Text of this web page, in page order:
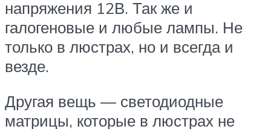
напряжения 12В. Так же и
галогеновые и любые лампы. Не
только в люстрах, но и всегда и
везде.
Другая вещь — светодиодные
матрицы, которые в люстрах не